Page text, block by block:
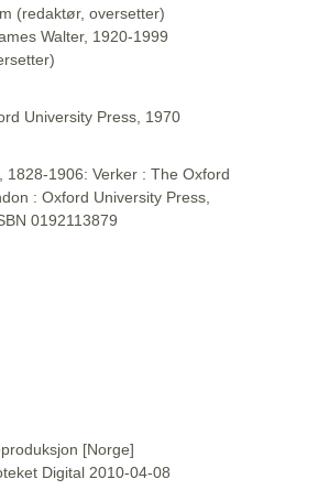
(redaktør, oversetter)
Walter, 1920-1999
University Press, 1970
1828-1906: Verker : The Oxford
: Oxford University Press,
0192113879
[Norge]
Digital 2010-04-08